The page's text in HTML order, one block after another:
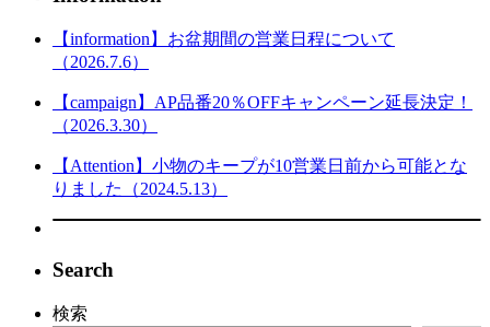
【information】お盆期間の営業日程について
（2026.7.6）
【campaign】AP品番20％OFFキャンペーン延長決定！
（2026.3.30）
【Attention】小物のキープが10営業日前から可能とな
りました（2024.5.13）
Search
検索